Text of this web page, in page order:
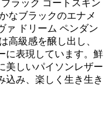
ラック ゴートスキン
なブラックのエナメ
ァ ドリーム ペンダン
高級感を醸し出し、
に表現しています。鮮
美しいパイソンレザー
込み、楽しく生き生き